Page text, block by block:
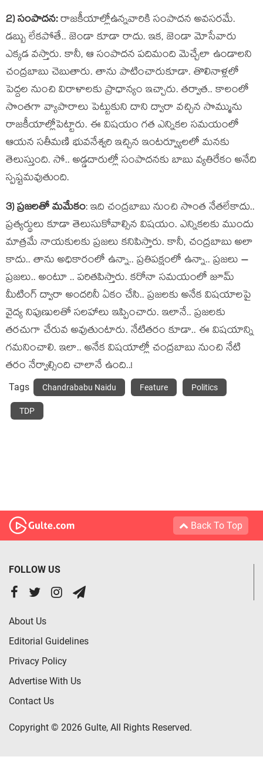
2) సంపాద‌న‌:రాజ‌కీయాల్లోఉన్న‌వారికి సంపాద‌న అవ‌స‌ర‌మే.
డ‌బ్బు లేక‌పోతే.. జెండా కూడా రాదు. ఇక‌, జెండా మోసేవారు
ఎక్క‌డ వ‌స్తారు. కానీ, ఆ సంపాద‌న ప‌దిమంది మెచ్చేలా ఉండాల‌ని
చంద్ర‌బాబు చెబుతారు. తాను పాటించారుకూడా. తొలినాళ్ల‌లో
పెద్ద‌ల నుంచి విరాళాల‌కు ప్రాధాన్యం ఇచ్చారు. త‌ర్వాత‌.. కాలంలో
సొంత‌గా వ్యాపారాలు పెట్టుకుని దాని ద్వారా వ‌చ్చిన సొమ్మును
రాజ‌కీయాల్లోపెట్టారు. ఈ విష‌యం గ‌త ఎన్నిక‌ల స‌మ‌యంలో
ఆయ‌న స‌తీమ‌ణి భువ‌నేశ్వ‌రి ఇచ్చిన ఇంట‌ర్వ్యూల‌లో మ‌న‌కు
తెలుస్తుంది. సో.. అడ్డ‌దారుల్లో సంపాద‌న‌కు బాబు వ్య‌తిరేకం అనేది
స్ప‌ష్ట‌మ‌వుతుంది.
3) ప్ర‌జ‌ల‌తో మ‌మేకం: ఇది చంద్ర‌బాబు నుంచి సొంత నేత‌లేకాదు..
ప్ర‌త్య‌ర్థులు కూడా తెలుసుకోవాల్సిన విష‌యం. ఎన్నిక‌ల‌కు ముందు
మాత్ర‌మే నాయ‌కుల‌కు ప్ర‌జ‌లు క‌నిపిస్తారు. కానీ, చంద్ర‌బాబు అలా
కాదు.. తాను అధికారంలో ఉన్నా.. ప్ర‌తిప‌క్షంలో ఉన్నా.. ప్ర‌జ‌లు –
ప్ర‌జ‌లు.. అంటూ .. ప‌రిత‌పిస్తారు. క‌రోనా స‌మ‌యంలో జూమ్
మీటింగ్ ద్వారా అంద‌రినీ ఏకం చేసి.. ప్ర‌జ‌ల‌కు అనేక విష‌యాల‌పై
వైద్య నిపుణుల‌తో స‌ల‌హాలు ఇప్పించారు. ఇలానే.. ప్ర‌జ‌ల‌కు
త‌ర‌చుగా చేరువ అవుతుంటారు. నేటిత‌రం కూడా.. ఈ విష‌యాన్ని
గ‌మ‌నించాలి. ఇలా.. అనేక విష‌యాల్లో చంద్ర‌బాబు నుంచి నేటి
త‌రం నేర్వాల్సింది చాలానే ఉంది..!
Tags Chandrababu Naidu Feature Politics
TDP
Back To Top
FOLLOW US
About Us
Editorial Guidelines
Privacy Policy
Advertise With Us
Contact Us
Copyright © 2026 Gulte, All Rights Reserved.